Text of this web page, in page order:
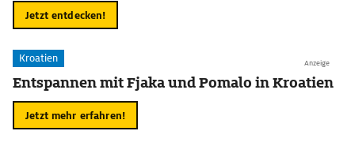
Jetzt entdecken!
Anzeige
Kroatien
Entspannen mit Fjaka und Pomalo in Kroatien
Jetzt mehr erfahren!